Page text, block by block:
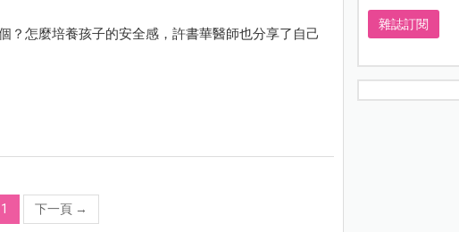
？怎麼培養孩子的安全感，許書華醫師也分享了自己
1 下一頁 →
雜誌訂閱